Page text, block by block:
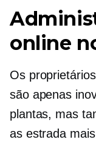
online
Os
são apenas
plantas, mas
as estrada